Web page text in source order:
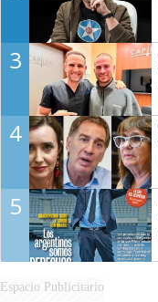
3
4
5
Espacio Publicitario